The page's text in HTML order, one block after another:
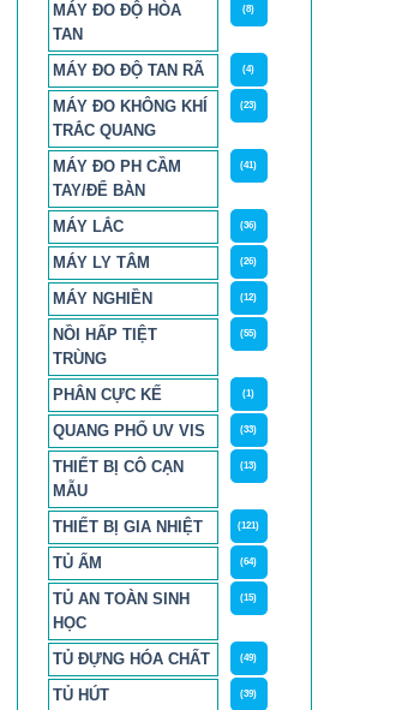
MÁY ĐO ĐỘ HÒA
TAN
(8)
MÁY ĐO ĐỘ TAN RÃ (4)
MÁY ĐO KHÔNG KHÍ
TRẮC QUANG
(23)
MÁY ĐO PH CẦM
TAY/ĐỂ BÀN
(41)
MÁY LẮC (36)
MÁY LY TÂM (26)
MÁY NGHIỀN (12)
NỒI HẤP TIỆT
TRÙNG
(55)
PHÂN CỰC KẾ (1)
QUANG PHỔ UV VIS (33)
THIẾT BỊ CÔ CẠN
MẪU
(13)
THIẾT BỊ GIA NHIỆT (121)
TỦ ẤM (64)
TỦ AN TOÀN SINH
HỌC
(15)
TỦ ĐỰNG HÓA CHẤT (49)
TỦ HÚT (39)